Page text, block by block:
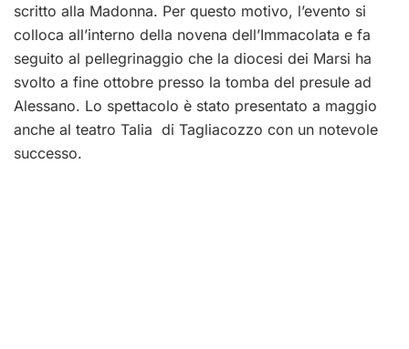
scritto alla Madonna. Per questo motivo, l’evento si
colloca all’interno della novena dell’Immacolata e fa
seguito al pellegrinaggio che la diocesi dei Marsi ha
svolto a fine ottobre presso la tomba del presule ad
Alessano. Lo spettacolo è stato presentato a maggio
anche al teatro Talia di Tagliacozzo con un notevole
successo.